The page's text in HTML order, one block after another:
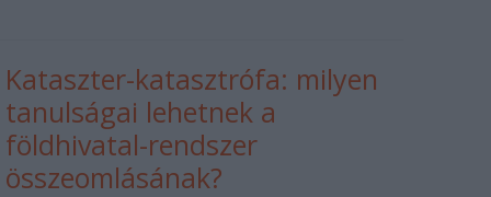
Kataszter-katasztrófa: milyen
tanulságai lehetnek a
földhivatal-rendszer
összeomlásának?